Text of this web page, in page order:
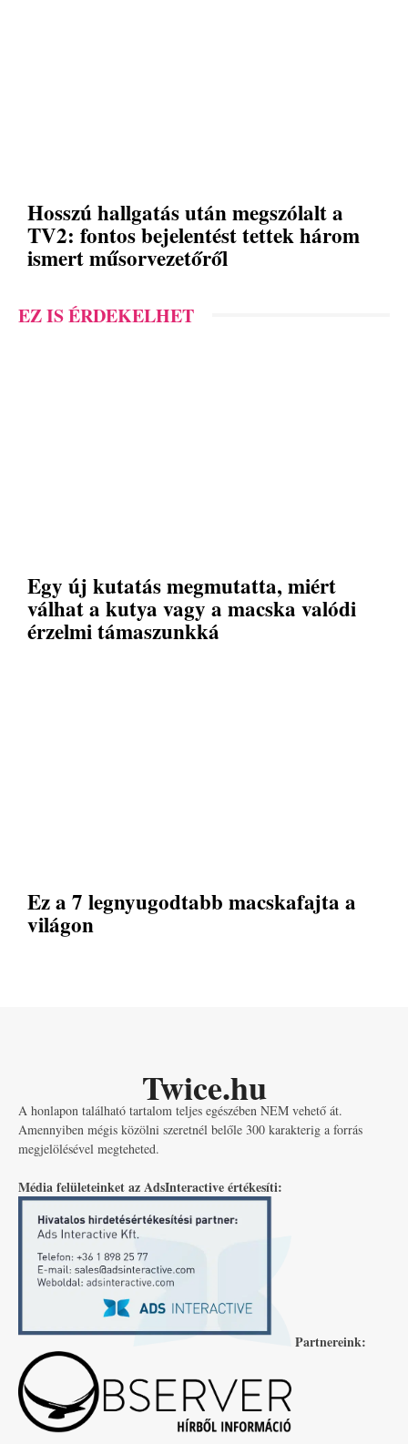
Hosszú hallgatás után megszólalt a
TV2: fontos bejelentést tettek három
ismert műsorvezetőről
EZ IS ÉRDEKELHET
Egy új kutatás megmutatta, miért
válhat a kutya vagy a macska valódi
érzelmi támaszunkká
Ez a 7 legnyugodtabb macskafajta a
világon
Twice.hu
A honlapon található tartalom teljes egészében NEM vehető át.
Amennyiben mégis közölni szeretnél belőle 300 karakterig a forrás
megjelölésével megteheted.
Média felületeinket az AdsInteractive értékesíti:
Partnereink: